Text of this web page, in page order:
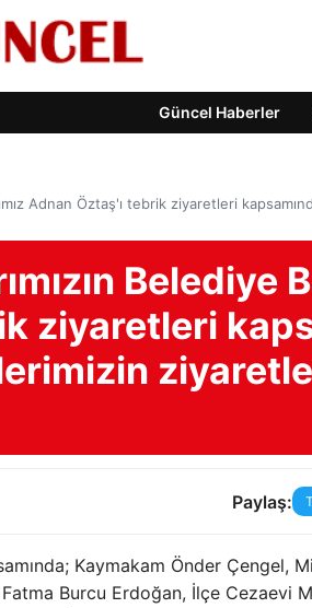
Güncel Haberler
Adnan Öztaş'ı tebrik ziyaretleri
Belediye
ziyaretleri
Paylaş:
Kaymakam Önder Çengel,
Burcu Erdoğan, İlçe Cezaevi